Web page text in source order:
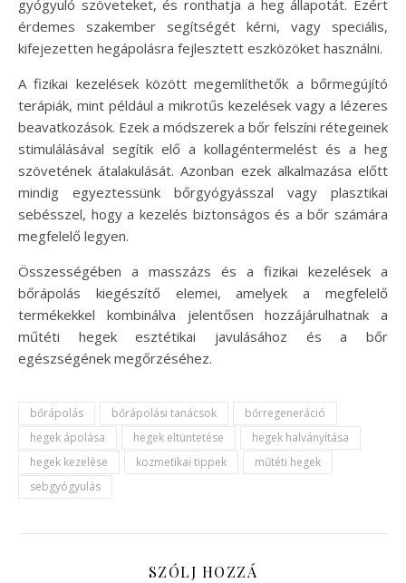
gyógyuló szöveteket, és ronthatja a heg állapotát. Ezért
érdemes szakember segítségét kérni, vagy speciális,
kifejezetten hegápolásra fejlesztett eszközöket használni.
A fizikai kezelések között megemlíthetők a bőrmegújító
terápiák, mint például a mikrotűs kezelések vagy a lézeres
beavatkozások. Ezek a módszerek a bőr felszíni rétegeinek
stimulálásával segítik elő a kollagéntermelést és a heg
szövetének átalakulását. Azonban ezek alkalmazása előtt
mindig egyeztessünk bőrgyógyásszal vagy plasztikai
sebésszel, hogy a kezelés biztonságos és a bőr számára
megfelelő legyen.
Összességében a masszázs és a fizikai kezelések a
bőrápolás kiegészítő elemei, amelyek a megfelelő
termékekkel kombinálva jelentősen hozzájárulhatnak a
műtéti hegek esztétikai javulásához és a bőr
egészségének megőrzéséhez.
bőrápolás bőrápolási tanácsok
bőrregeneráció
hegek ápolása
hegek eltüntetése
hegek halványítása
hegek kezelése
kozmetikai tippek
műtéti hegek
sebgyógyulás
SZÓLJ HOZZÁ